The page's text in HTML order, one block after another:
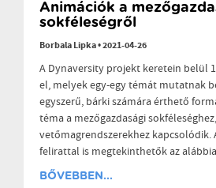
Animációk a
sokféleségről
Borbala Lipka•2021-04-26
A Dynaversity projekt keretein belül
el, melyek egy-egy témát mutatnak
egyszerű, bárki számára érthető
téma a mezőgazdasági
vetőmagrendszerekhez kapcsolódik.
felirattal is megtekinthetők az
BŐVEBBEN...